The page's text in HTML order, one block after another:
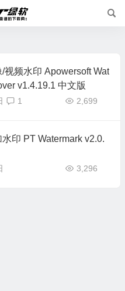
视频水印 Apowersoft Wat
v1.4.19.1 中文版
2,699
1
印 PT Watermark v2.0.
3,296